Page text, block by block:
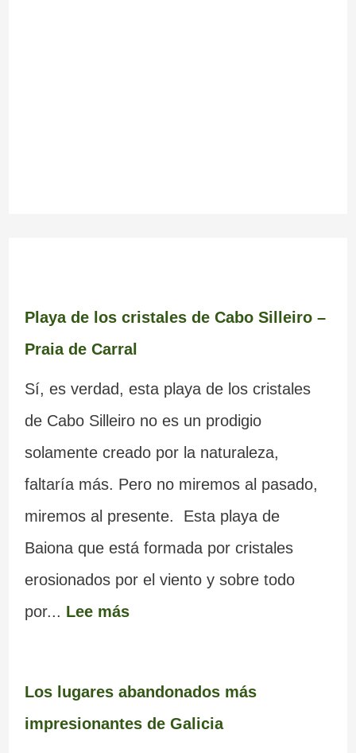
Playa de los cristales de Cabo Silleiro –
Praia de Carral
Sí, es verdad, esta playa de los cristales
de Cabo Silleiro no es un prodigio
solamente creado por la naturaleza,
faltaría más. Pero no miremos al pasado,
miremos al presente. Esta playa de
Baiona que está formada por cristales
erosionados por el viento y sobre todo
por... Lee más
Los lugares abandonados más
impresionantes de Galicia